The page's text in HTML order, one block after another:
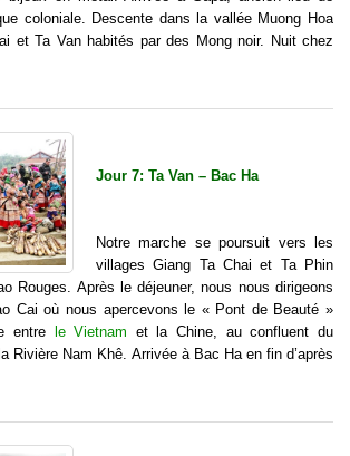
coloniale. Descente dans la vallée Muong Hoa
et Ta Van habités par des Mong noir. Nuit chez
Jour 7: Ta Van – Bac Ha
Notre marche se poursuit vers les
villages Giang Ta Chai et Ta Phin
Rouges. Après le déjeuner, nous nous dirigeons
Cai où nous apercevons le « Pont de Beauté »
entre le Vietnam et la Chine, au confluent du
Rivière Nam Khê. Arrivée à Bac Ha en fin d’après